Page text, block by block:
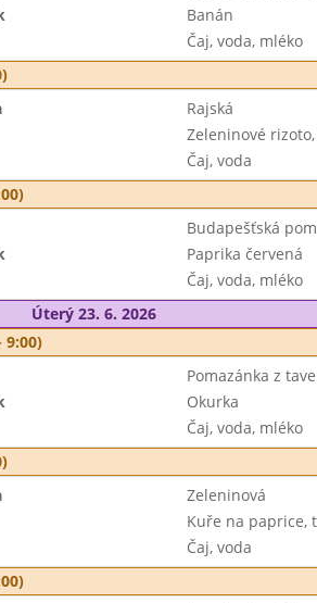
Banán
Čaj, voda, mléko
Rajská
Zeleninové
Čaj, voda
Budapešťská
Paprika červená
Čaj, voda, mléko
Úterý 23. 6. 2026
9:00)
Pomazánka z
Okurka
Čaj, voda, mléko
Zeleninová
Kuře na paprice,
Čaj, voda